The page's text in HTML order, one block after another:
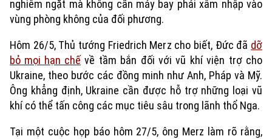
nghiêm ngặt mà không cần máy bay phải xâm nhập vào
vùng phòng không của đối phương.
Hôm 26/5, Thủ tướng Friedrich Merz cho biết, Đức đã dỡ
bỏ mọi hạn chế về tầm bắn đối với vũ khí viện trợ cho
Ukraine, theo bước các đồng minh như Anh, Pháp và Mỹ.
Ông khẳng định, Ukraine cần được hỗ trợ những loại vũ
khí có thể tấn công các mục tiêu sâu trong lãnh thổ Nga.
Tại một cuộc họp báo hôm 27/5, ông Merz làm rõ rằng,